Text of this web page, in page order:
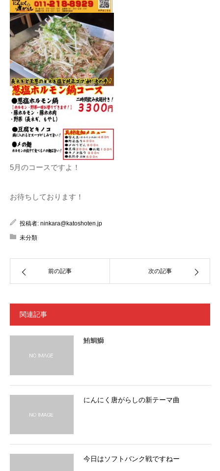
5月のコースですよ！
お待ちしております！
投稿者: ninkara@katoshoten.jp
未分類
前の記事 次の記事
関連記事
鮪鯛鰤
にんにく唐がらしの新テーマ曲
今日はソフトバンク戦ですねー